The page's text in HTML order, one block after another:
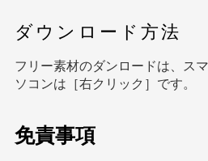
ダウンロード方法
フリー素材のダンロードは、ス
ソコンは［右クリック］です。
免責事項